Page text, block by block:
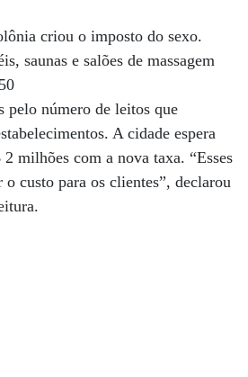
criou o imposto do sexo.
saunas e salões de massagem
pelo número de leitos que
A cidade espera
milhões com a nova taxa. “Esses
o custo para os clientes”, declarou